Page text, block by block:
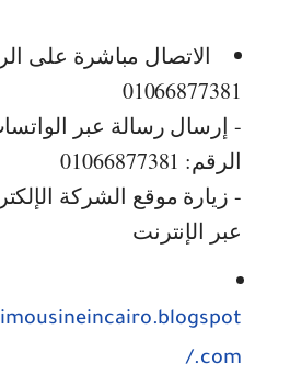
الاتصال مباشرة على
01066877381
- إرسال رسالة عبر
الرقم: 01066877381
- زيارة موقع الشركة
عبر الإنترنت
.com/